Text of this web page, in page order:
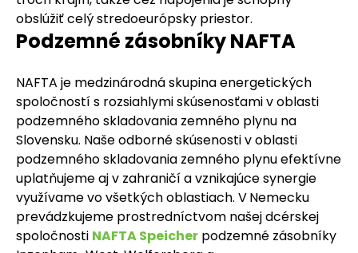
obslúžiť celý stredoeurópsky priestor.
Podzemné zásobníky NAFTA
NAFTA je medzinárodná skupina energetických
spoločností s rozsiahlymi skúsenosťami v oblasti
podzemného skladovania zemného plynu na
Slovensku. Naše odborné skúsenosti v oblasti
podzemného skladovania zemného plynu efektívne
uplatňujeme aj v zahraničí a vznikajúce synergie
využívame vo všetkých oblastiach. VNemecku
prevádzkujeme prostredníctvom našej dcérskej
spoločnosti NAFTA Speicher podzemné zásobníky